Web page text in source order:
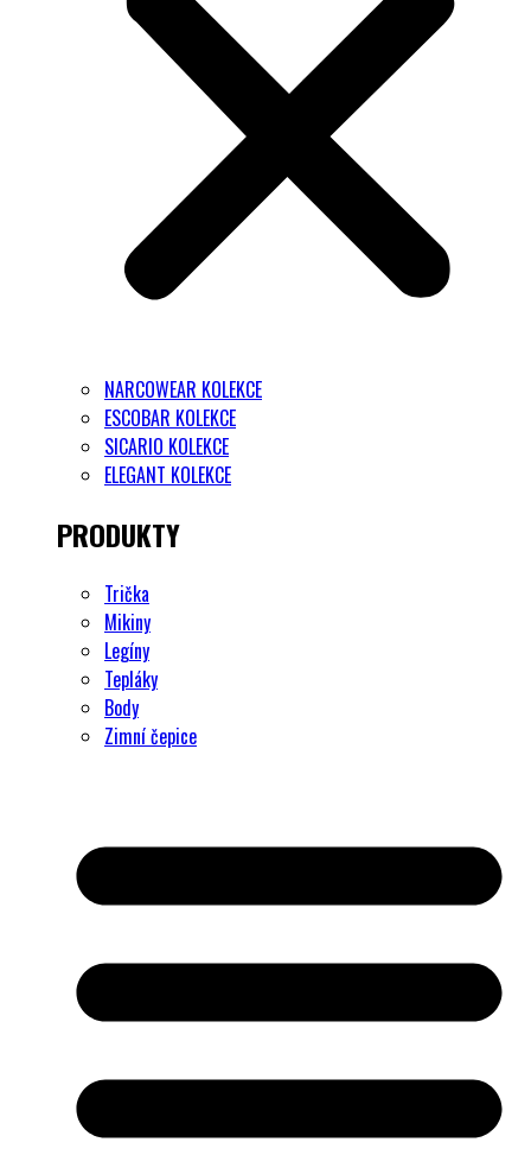
NARCOWEAR KOLEKCE
ESCOBAR KOLEKCE
SICARIO KOLEKCE
ELEGANT KOLEKCE
PRODUKTY
Trička
Mikiny
Legíny
Tepláky
Body
Zimní čepice